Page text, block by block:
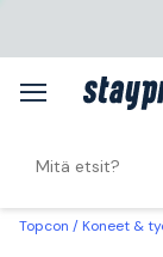
Topcon Koneet &